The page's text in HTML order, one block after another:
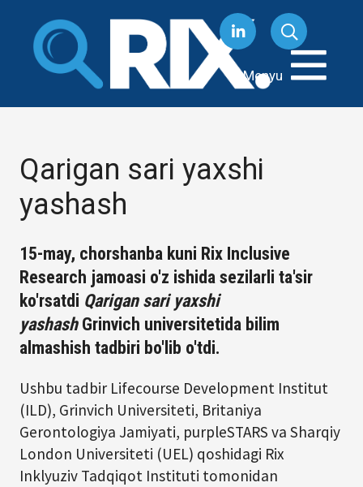
Menyu
Qarigan sari yaxshi
yashash
15-may, chorshanba kuni Rix Inclusive
Research jamoasi o'z ishida sezilarli ta'sir
ko'rsatdi Qarigan sari yaxshi
yashashGrinvich universitetida bilim
almashish tadbiri bo'lib o'tdi.
Ushbu tadbir Lifecourse Development Institut
(ILD), Grinvich Universiteti, Britaniya
Gerontologiya Jamiyati, purpleSTARS va Sharqiy
London Universiteti (UEL) qoshidagi Rix
Inklyuziv Tadqiqot Instituti tomonidan